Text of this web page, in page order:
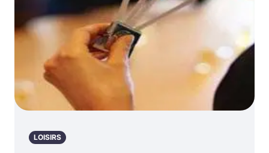
LOISIRS